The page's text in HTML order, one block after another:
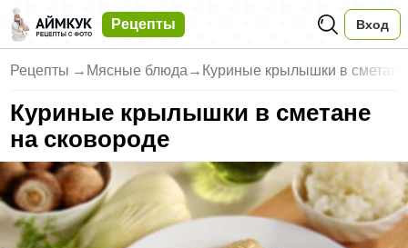
Рецепты Вход
Рецепты → Мясные блюда → Куриные крылышки в
Куриные крылышки в сметане
на сковороде